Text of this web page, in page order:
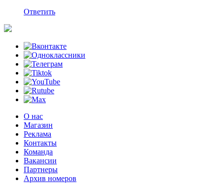
Ответить
О нас
Магазин
Реклама
Контакты
Команда
Вакансии
Партнеры
Архив номеров